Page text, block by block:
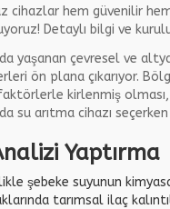
cihazlar hem güvenilir
Detaylı bilgi ve
yaşanan çevresel ve
ön plana çıkarıyor.
kirlenmiş
su arıtma cihazı
Yaptırma
şebeke suyunun
tarımsal ilaç